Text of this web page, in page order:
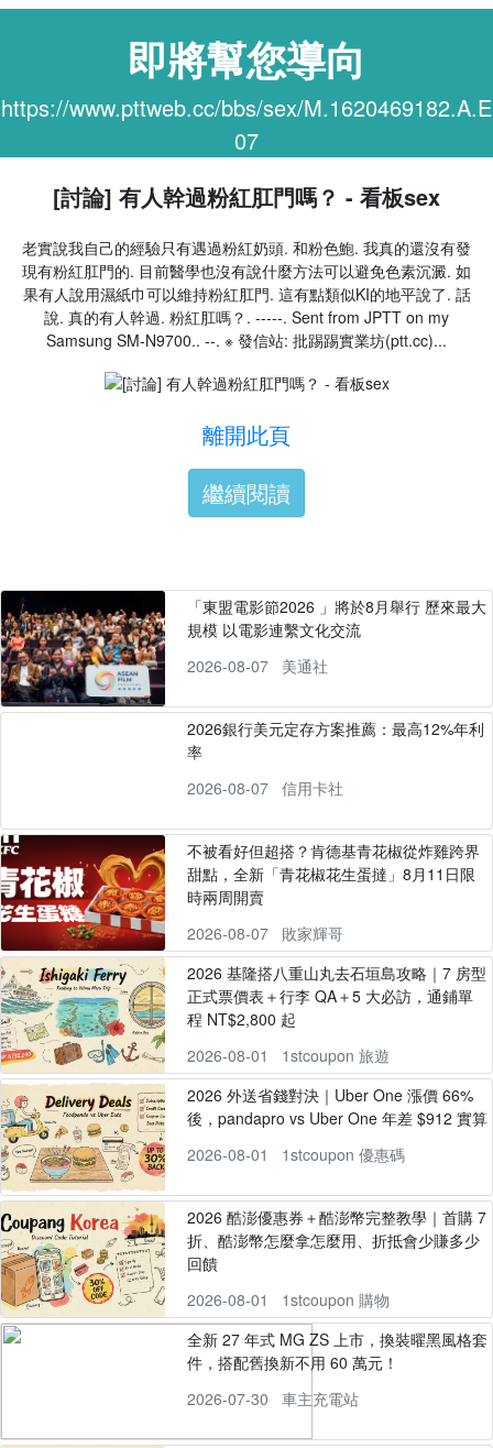
即將幫您導向
https://www.pttweb.cc/bbs/sex/M.1620469182.A.E
07
[討論] 有人幹過粉紅肛門嗎？ - 看板sex
老實說我自己的經驗只有遇過粉紅奶頭. 和粉色鮑. 我真的還沒有發
現有粉紅肛門的. 目前醫學也沒有說什麼方法可以避免色素沉澱. 如
果有人說用濕紙巾可以維持粉紅肛門. 這有點類似KI的地平說了. 話
說. 真的有人幹過. 粉紅肛嗎？. -----. Sent from JPTT on my
Samsung SM-N9700.. --. ※ 發信站: 批踢踢實業坊(ptt.cc)...
離開此頁
繼續閱讀
「東盟電影節2026 」將於8月舉行 歷來最大
規模 以電影連繫文化交流
2026-08-07
美通社
2026銀行美元定存方案推薦：最高12%年利
率
2026-08-07
信用卡社
不被看好但超搭？肯德基青花椒從炸雞跨界
甜點，全新「青花椒花生蛋撻」8月11日限
時兩周開賣
2026-08-07
敗家輝哥
2026 基隆搭八重山丸去石垣島攻略｜7 房型
正式票價表＋行李 QA＋5 大必訪，通鋪單
程 NT$2,800 起
2026-08-01
1stcoupon 旅遊
2026 外送省錢對決｜Uber One 漲價 66%
後，pandapro vs Uber One 年差 $912 實算
2026-08-01
1stcoupon 優惠碼
2026 酷澎優惠券＋酷澎幣完整教學｜首購 7
折、酷澎幣怎麼拿怎麼用、折抵會少賺多少
回饋
2026-08-01
1stcoupon 購物
全新 27 年式 MG ZS 上市，換裝曜黑風格套
件，搭配舊換新不用 60 萬元！
2026-07-30
車主充電站